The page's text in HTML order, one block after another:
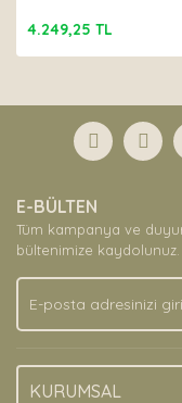
4.249,25 TL
E-BÜLTEN
Tüm kampanya ve
bültenimize kaydolunuz.
KURUMSAL